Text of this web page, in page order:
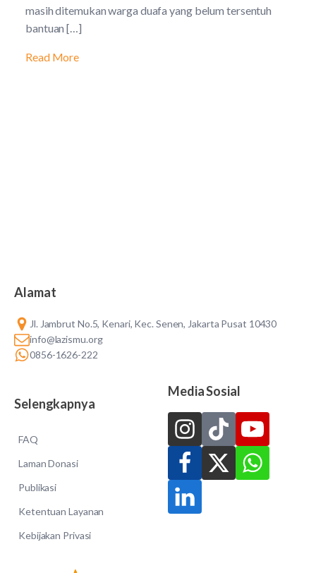
masih ditemukan warga duafa yang belum tersentuh
bantuan […]
Read More
Alamat
Jl. Jambrut No.5, Kenari, Kec. Senen, Jakarta Pusat 10430
info@lazismu.org
0856-1626-222
Selengkapnya
FAQ
Laman Donasi
Publikasi
Ketentuan Layanan
Kebijakan Privasi
Media Sosial